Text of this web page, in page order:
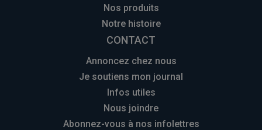
Nos produits
Notre histoire
CONTACT
Annoncez chez nous
Je soutiens mon journal
Infos utiles
Nous joindre
Abonnez-vous à nos infolettres